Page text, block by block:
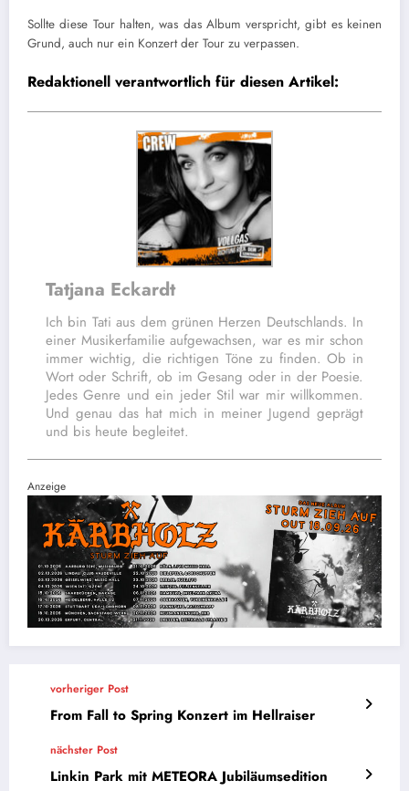
Sollte diese Tour halten, was das Album verspricht, gibt es keinen
Grund, auch nur ein Konzert der Tour zu verpassen.
Redaktionell verantwortlich für diesen Artikel:
Tatjana Eckardt
Ich bin Tati aus dem grünen Herzen Deutschlands. In
einer Musikerfamilie aufgewachsen, war es mir schon
immer wichtig, die richtigen Töne zu finden. Ob in
Wort oder Schrift, ob im Gesang oder in der Poesie.
Jedes Genre und ein jeder Stil war mir willkommen.
Und genau das hat mich in meiner Jugend geprägt
und bis heute begleitet.
Anzeige
vorheriger Post
From Fall to Spring Konzert im Hellraiser
nächster Post
Linkin Park mit METEORA Jubiläumsedition